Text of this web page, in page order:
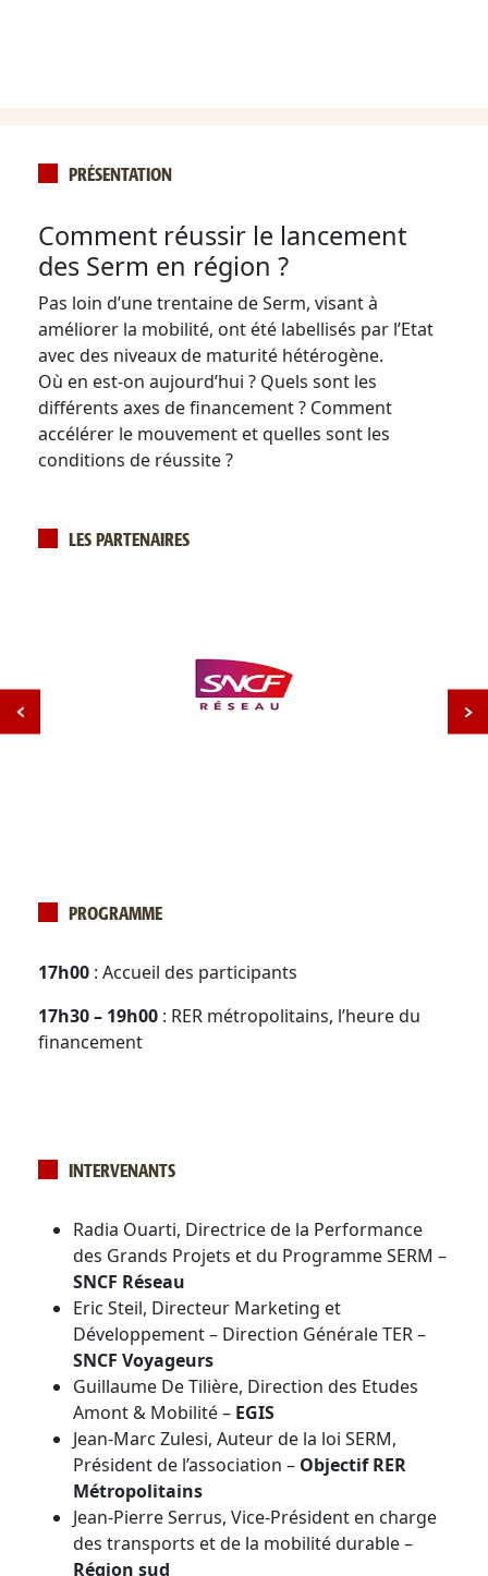
PRÉSENTATION
Comment réussir le lancement
des Serm en région ?
Pas loin d’une trentaine de Serm, visant à
améliorer la mobilité, ont été labellisés par l’Etat
avec des niveaux de maturité hétérogène.
Où en est-on aujourd’hui ? Quels sont les
différents axes de financement ? Comment
accélérer le mouvement et quelles sont les
conditions de réussite ?
LES PARTENAIRES
PROGRAMME
17h00 : Accueil des participants
17h30 – 19h00 : RER métropolitains, l’heure du
financement
INTERVENANTS
Radia Ouarti, Directrice de la Performance
des Grands Projets et du Programme SERM –
SNCF Réseau
Eric Steil, Directeur Marketing et
Développement – Direction Générale TER –
SNCF Voyageurs
Guillaume De Tilière, Direction des Etudes
Amont & Mobilité – EGIS
Jean-Marc Zulesi, Auteur de la loi SERM,
Président de l’association – Objectif RER
Métropolitains
Jean-Pierre Serrus, Vice-Président en charge
des transports et de la mobilité durable –
Région sud